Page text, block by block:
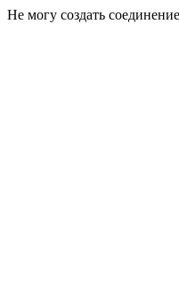
Не могу создать